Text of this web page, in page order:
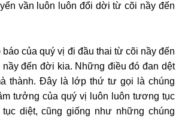
vần luôn luôn đổi dời từ cõi nầy đến
của quý vị đi đầu thai từ cõi nầy đến
đến đời kia. Những điều đó đan dệt
thành. Đây là lớp thứ tư gọi là chúng
tưởng của quý vị luôn luôn tương tục
diệt, cũng giống như những chúng